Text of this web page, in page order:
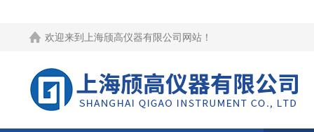
欢迎来到 上海颀高仪器有限公司网站 ！